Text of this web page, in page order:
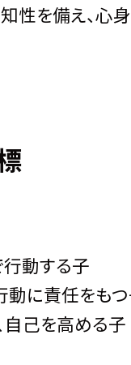
性を備え、心
行動する子
動に責任をも
自己を高める子